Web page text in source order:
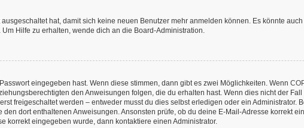
hat, damit sich keine neuen Benutzer mehr anmelden können. Es könnte
Hilfe zu erhalten, wende dich an die Board-Administration.
eingegeben hast. Wenn diese stimmen, dann gibt es zwei Möglichkeiten. Wenn
den Anweisungen folgen, die du erhalten hast. Wenn dies nicht der
freigeschaltet werden – entweder musst du dies selbst erledigen oder ein Administrator.
dort enthaltenen Anweisungen. Ansonsten prüfe, ob du deine E-Mail-Adresse korrekt
korrekt eingegeben wurde, dann kontaktiere einen Administrator.